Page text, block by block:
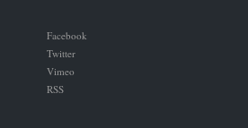
Facebook
Twitter
Vimeo
RSS